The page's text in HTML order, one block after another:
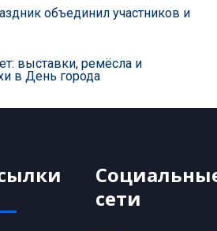
объединил участников и
выставки, ремёсла и
в День города
сети